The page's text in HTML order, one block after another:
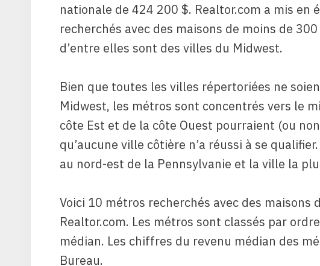
nationale de 424 200 $. Realtor.com a mis en
recherchés avec des maisons de moins de
d’entre elles sont des villes du Midwest.
Bien que toutes les villes répertoriées ne
Midwest, les métros sont concentrés vers le
côte Est et de la côte Ouest pourraient (ou
qu’aucune ville côtière n’a réussi à se
au nord-est de la Pennsylvanie et la ville la
Voici 10 métros recherchés avec des maisons
Realtor.com. Les métros sont classés par
médian. Les chiffres du revenu médian des
Bureau.